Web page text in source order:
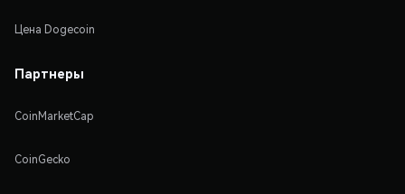
Цена Dogecoin
Партнеры
CoinMarketCap
CoinGecko